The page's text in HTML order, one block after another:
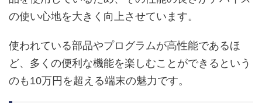
の使い心地を大きく向上させています。
使われている部品やプログラムが高性能であるほ
ど、多くの便利な機能を楽しむことができるという
のも10万円を超える端末の魅力です。